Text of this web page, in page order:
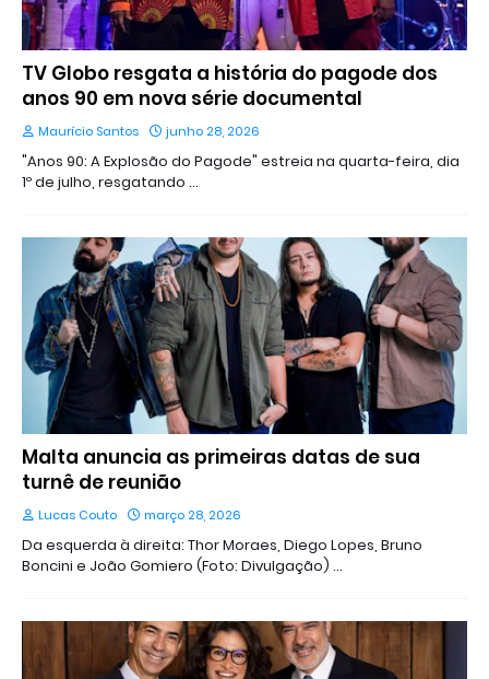
TV Globo resgata a história do pagode dos
anos 90 em nova série documental
Maurício Santos junho 28, 2026
"Anos 90: A Explosão do Pagode" estreia na quarta-feira, dia
1º de julho, resgatando …
Malta anuncia as primeiras datas de sua
turnê de reunião
Lucas Couto março 28, 2026
Da esquerda à direita: Thor Moraes, Diego Lopes, Bruno
Boncini e João Gomiero (Foto: Divulgação) …